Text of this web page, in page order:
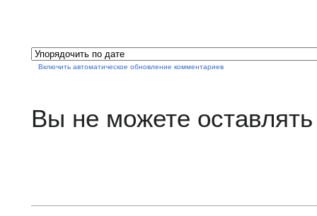
Включить автоматическое обновление комментариев
Вы не можете